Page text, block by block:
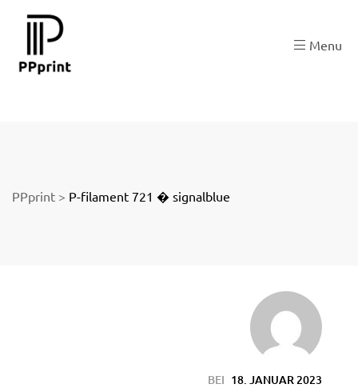
Menu
PPprint > P-filament 721 � signalblue
BEI 18. JANUAR 2023